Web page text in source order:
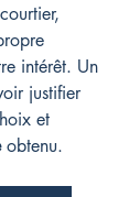
intérêt. Un
justifier
et
obtenu.